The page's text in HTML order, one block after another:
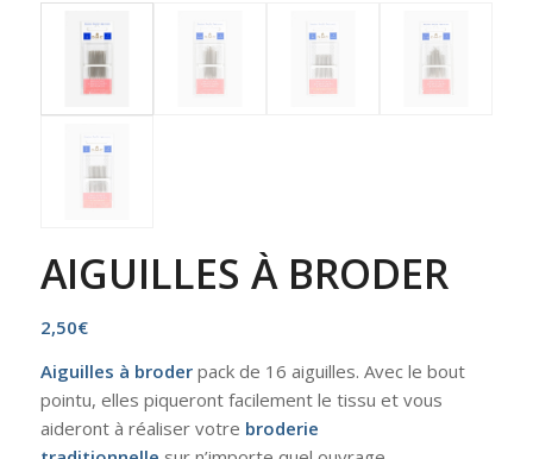
AIGUILLES À BRODER
2,50€
Aiguilles à broderpack de 16 aiguilles. Avec le bout
pointu, elles piqueront facilement le tissu et vous
aideront à réaliser votre broderie